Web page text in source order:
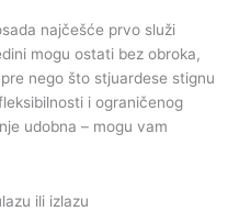
najčešće prvo služi
mogu ostati bez obroka,
nego što stjuardese stignu
i ograničenog
udobna – mogu vam
ili izlazu